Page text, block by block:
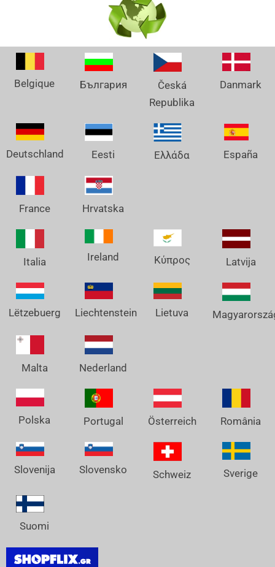
Belgique България
Česká
Republika
Danmark
Deutschland Eesti Ελλάδα España
France Hrvatska
Italia Ireland Κύπρος Latvija
Lëtzebuerg Liechtenstein Lietuva
Malta Nederland
Polska Portugal Österreich România
Slovenija Slovensko Schweiz Sverige
Suomi